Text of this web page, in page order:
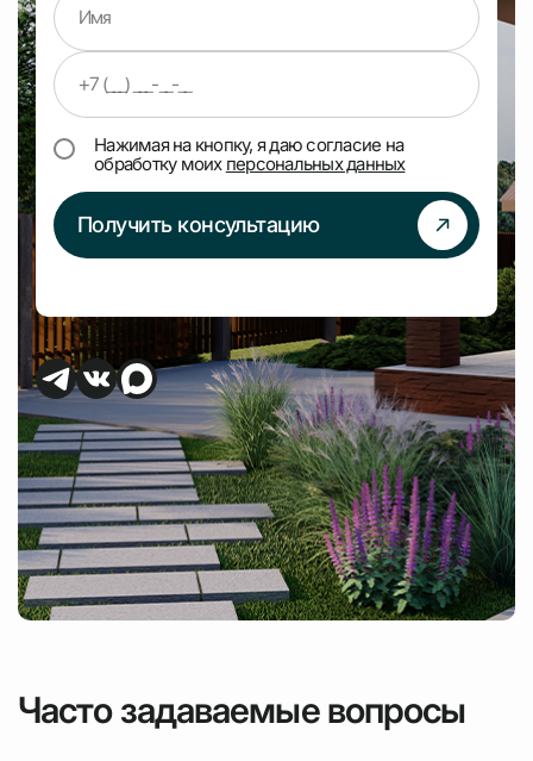
Нажимая на кнопку, я даю согласие на
обработку моих персональных данных
Получить консультацию
Часто задаваемые вопросы